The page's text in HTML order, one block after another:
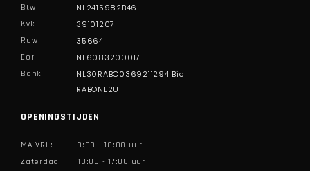
Btw
Kvk
Rdw
Eori
Bank
NL2415982B46
39101207
35664
NL6083200017
NL30RABO0369211294 Bic
RABONL2U
OPENINGSTIJDEN
MA-VRI :
Zaterdag
9:00 - 18:00 uur
10:00 - 17:00 uur